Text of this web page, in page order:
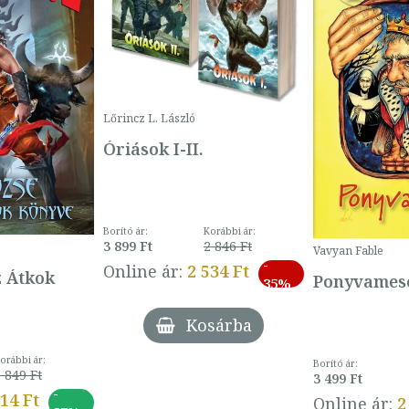
Átkok
ár:
849 Ft
Ft
-
Lőrincz L. László
Óriások I-II.
Borító ár:
3 899 Ft
Korábbi ár:
2 846 Ft
Online ár: 2 534 Ft
-
35%
Kosárba
Vavyan Fable
Borító ár:
3 499 Ft
Online ár: